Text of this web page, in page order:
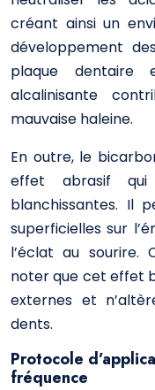
créant ainsi un
développement
plaque
alcalinisante
mauvaise haleine.
En outre, le
effet abrasif
blanchissantes. Il
superficielles sur
l’éclat au sourire.
noter que cet effet
externes et
dents.
Protocole
fréquence